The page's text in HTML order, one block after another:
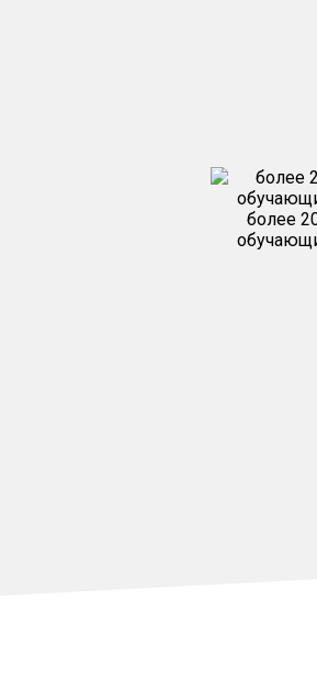
более